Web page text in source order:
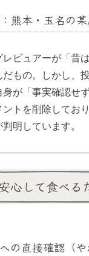
熊本・玉名の某
ビュアーが「昔
だもの。しかし、
が「事実確認せ
ントを削除してお
明しています。
心して食べる
の直接確認（や